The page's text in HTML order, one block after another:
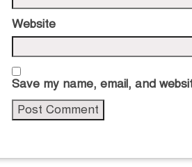
Website
Save my name, email, and